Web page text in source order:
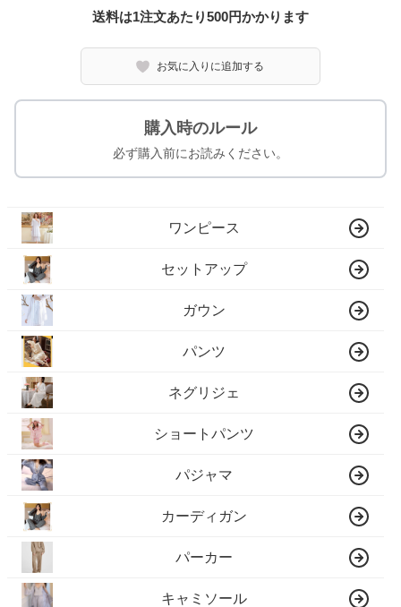
送料は1注文あたり500円かかります
お気に入りに追加する
購入時のルール
必ず購入前にお読みください。
ワンピース
セットアップ
ガウン
パンツ
ネグリジェ
ショートパンツ
パジャマ
カーディガン
パーカー
キャミソール